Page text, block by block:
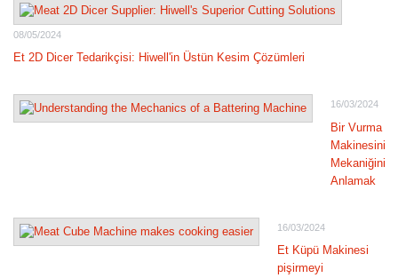
08/05/2024
Et 2D Dicer Tedarikçisi: Hiwell'in Üstün Kesim Çözümleri
16/03/2024
Bir Vurma
Makinesinin
Mekaniğini
Anlamak
16/03/2024
Et Küpü Makinesi
pişirmeyi